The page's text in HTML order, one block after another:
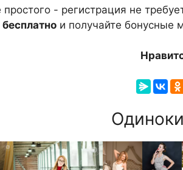
- регистрация не
и получайте бонусные